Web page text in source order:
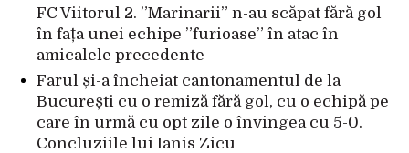
FC Viitorul 2. ”Marinarii” n-au scăpat fără gol
în fața unei echipe ”furioase” în atac în
amicalele precedente
Farul și-a încheiat cantonamentul de la
București cu o remiză fără gol, cu o echipă pe
care în urmă cu opt zile o învingea cu 5-0.
Concluziile lui Ianis Zicu